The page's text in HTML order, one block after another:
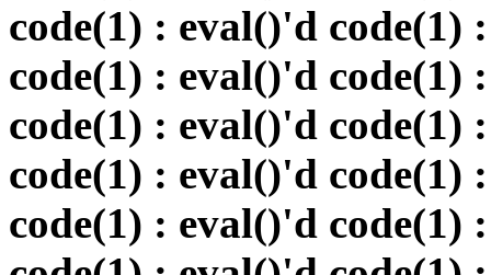
code(1) : eval()'d code(1)
code(1) : eval()'d code(1)
code(1) : eval()'d code(1)
code(1) : eval()'d code(1)
code(1) : eval()'d code(1)